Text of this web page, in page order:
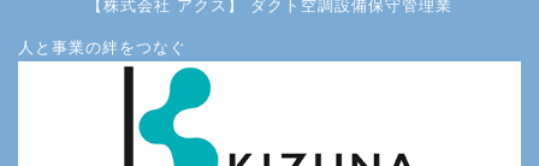
【株式会社 アクス】 ダクト空調設備保守管理業
人と事業の絆をつなぐ